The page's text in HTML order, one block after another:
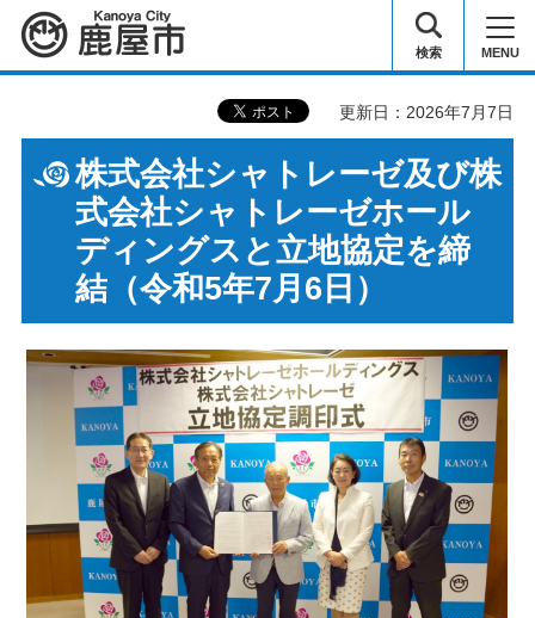
鹿屋市 検索 MENU
更新日：2026年7月7日
株式会社シャトレーゼ及び株
式会社シャトレーゼホール
ディングスと立地協定を締
結（令和5年7月6日）